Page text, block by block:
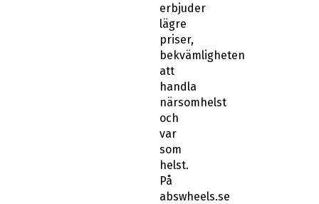
erbjuder
lägre
priser,
bekvämligheten
att
handla
närsomhelst
och
var
som
helst.
På
abswheels.se